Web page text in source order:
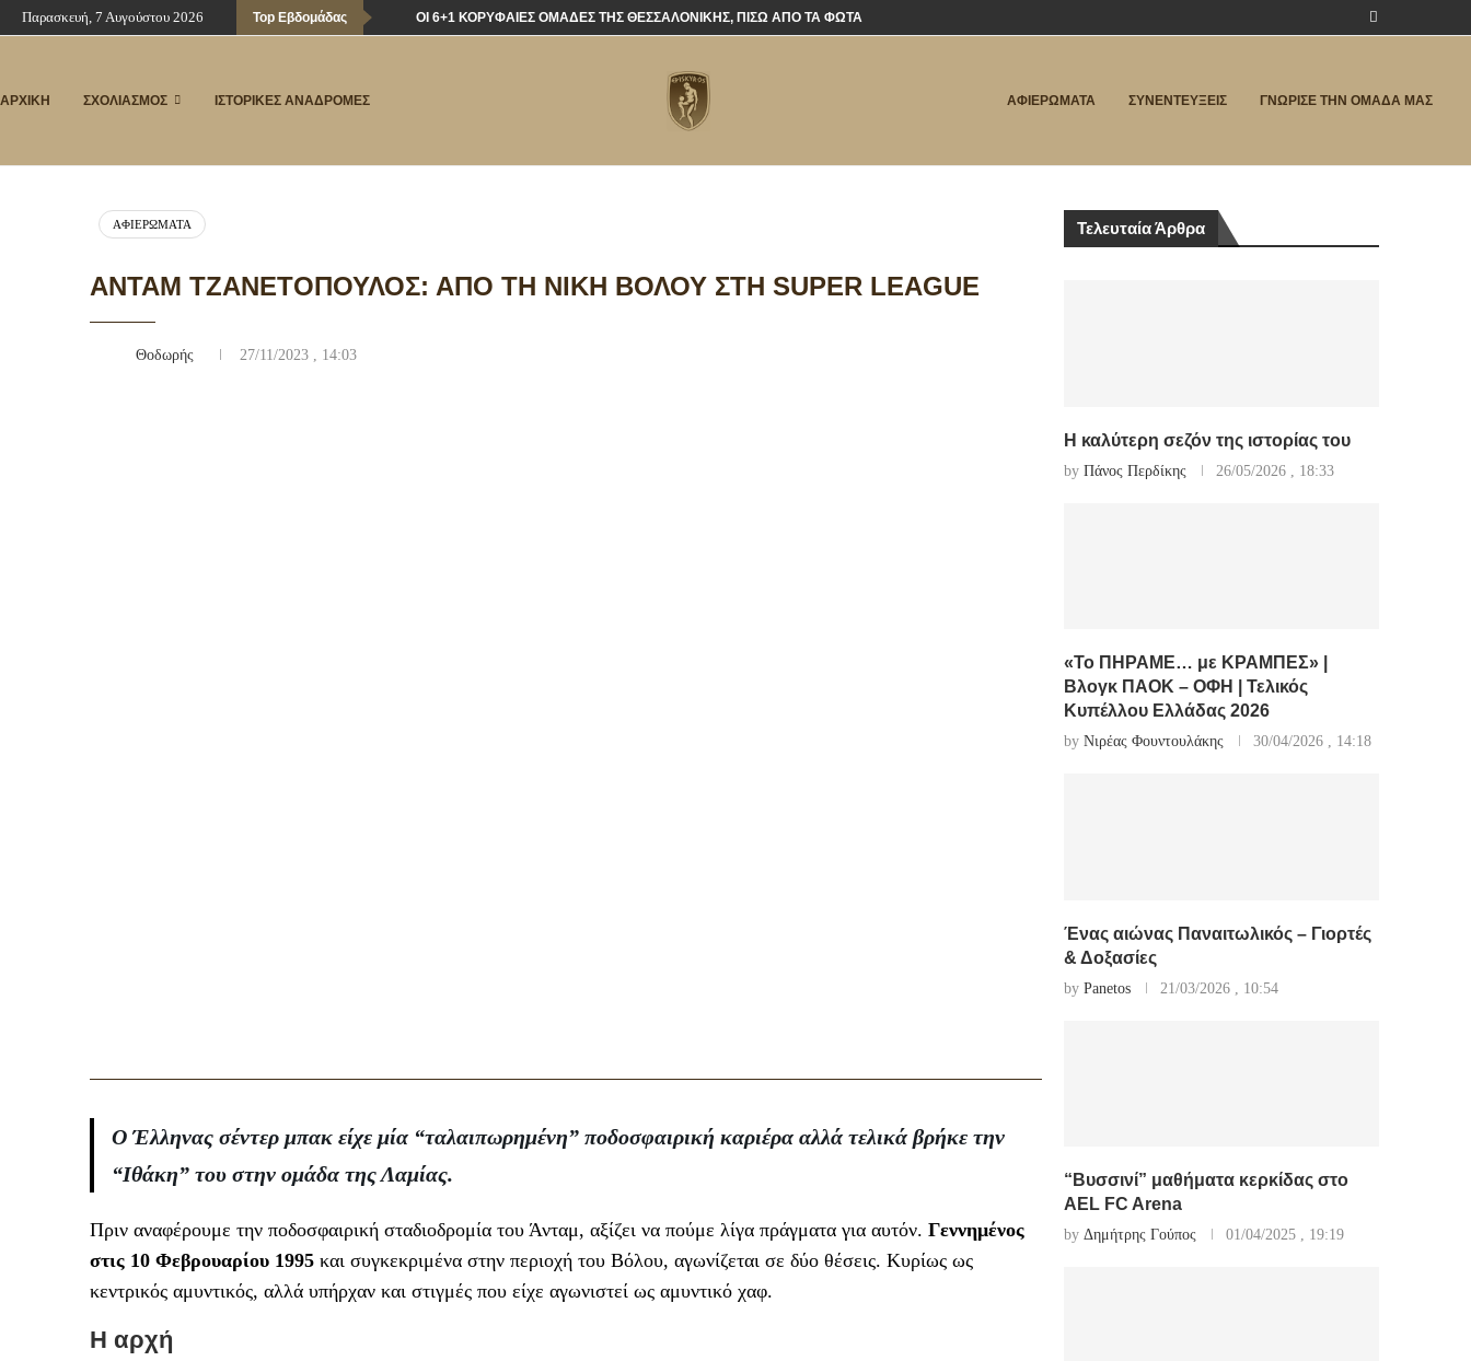
Παρασκευή, 7 Αυγούστου 2026 Top Εβδομάδας ΟΙ 6+1 ΚΟΡΥΦΑΊΕΣ ΟΜΆΔΕΣ ΤΗΣ ΘΕΣΣΑΛΟΝΊΚΗΣ, ΠΊΣΩ ΑΠΌ ΤΑ ΦΏΤΑ
ΑΡΧΙΚΗ ΣΧΟΛΙΑΣΜΟΣ ΙΣΤΟΡΙΚΕΣ ΑΝΑΔΡΟΜΕΣ ΑΦΙΕΡΩΜΑΤΑ ΣΥΝΕΝΤΕΥΞΕΙΣ ΓΝΩΡΙΣΕ ΤΗΝ ΟΜΑΔΑ ΜΑΣ
ΑΦΙΕΡΏΜΑΤΑ
ΆΝΤΑΜ ΤΖΑΝΕΤΌΠΟΥΛΟΣ: ΑΠΌ ΤΗ ΝΊΚΗ ΒΌΛΟΥ ΣΤΗ SUPER LEAGUE
Θοδωρής 27/11/2023 , 14:03
Ο Έλληνας σέντερ μπακ είχε μία “ταλαιπωρημένη” ποδοσφαιρική καριέρα αλλά τελικά βρήκε την
“Ιθάκη” του στην ομάδα της Λαμίας.
Πριν αναφέρουμε την ποδοσφαιρική σταδιοδρομία του Άνταμ, αξίζει να πούμε λίγα πράγματα για αυτόν. Γεννημένος
στις 10 Φεβρουαρίου 1995 και συγκεκριμένα στην περιοχή του Βόλου, αγωνίζεται σε δύο θέσεις. Κυρίως ως
κεντρικός αμυντικός, αλλά υπήρχαν και στιγμές που είχε αγωνιστεί ως αμυντικό χαφ.
Η αρχή
Τελευταία Άρθρα
Η καλύτερη σεζόν της ιστορίας του
by Πάνος Περδίκης 26/05/2026 , 18:33
«Το ΠΗΡΑΜΕ… με ΚΡΑΜΠΕΣ» |
Βλογκ ΠΑΟΚ – ΟΦΗ | Τελικός
Κυπέλλου Ελλάδας 2026
by Νιρέας Φουντουλάκης 30/04/2026 , 14:18
Ένας αιώνας Παναιτωλικός – Γιορτές
& Δοξασίες
by Panetos 21/03/2026 , 10:54
“Βυσσινί” μαθήματα κερκίδας στο
AEL FC Arena
by Δημήτρης Γούπος 01/04/2025 , 19:19